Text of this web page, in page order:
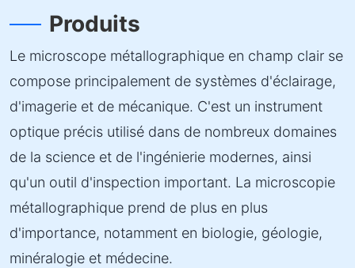
Produits
Le microscope métallographique en champ clair se
compose principalement de systèmes d'éclairage,
d'imagerie et de mécanique. C'est un instrument
optique précis utilisé dans de nombreux domaines
de la science et de l'ingénierie modernes, ainsi
qu'un outil d'inspection important. La microscopie
métallographique prend de plus en plus
d'importance, notamment en biologie, géologie,
minéralogie et médecine.